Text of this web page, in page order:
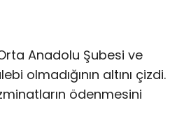
Anadolu Şubesi ve
olmadığının altını çizdi.
ödenmesini